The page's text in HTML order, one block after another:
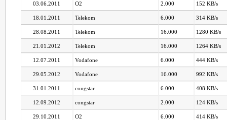
03.06.2011 O2 2.000 152 KB/s
18.01.2011 Telekom 6.000 314 KB/s
28.08.2011 Telekom 16.000 1280 KB/s
21.01.2012 Telekom 16.000 1264 KB/s
12.07.2011 Vodafone 6.000 444 KB/s
29.05.2012 Vodafone 16.000 992 KB/s
31.01.2011 congstar 6.000 408 KB/s
12.09.2012 congstar 2.000 124 KB/s
29.10.2011 O2 6.000 414 KB/s